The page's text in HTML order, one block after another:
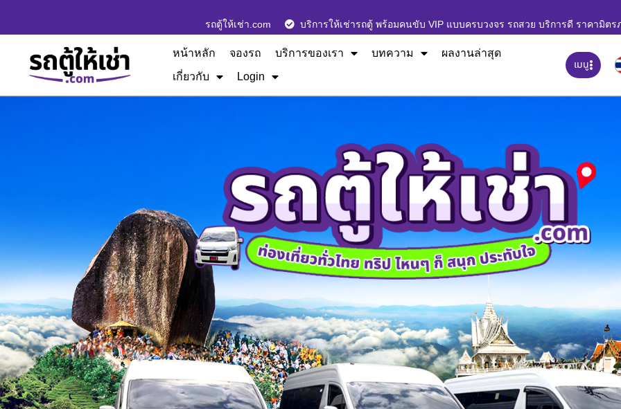
รถตู้ให้เช่า.com บริการให้เช่ารถตู้ พร้อมคนขับ VIP แบบครบวงจร รถสวย บริการดี ราคามิตร
หน้าหลัก จองรถ บริการของเรา บทความ
ผลงานล่าสุด
เกี่ยวกับ
Login
เมนู